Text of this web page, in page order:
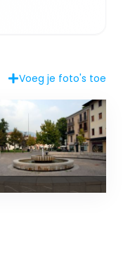
Voeg je foto's toe